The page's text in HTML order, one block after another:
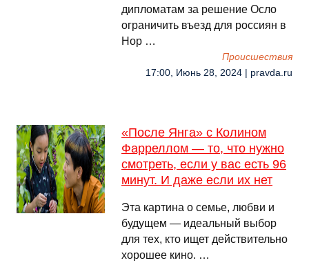
дипломатам за решение Осло
ограничить въезд для россиян в
Нор …
Происшествия
17:00, Июнь 28, 2024 | pravda.ru
«После Янга» с Колином
Фарреллом — то, что нужно
смотреть, если у вас есть 96
минут. И даже если их нет
Эта картина о семье, любви и
будущем — идеальный выбор
для тех, кто ищет действительно
хорошее кино. …